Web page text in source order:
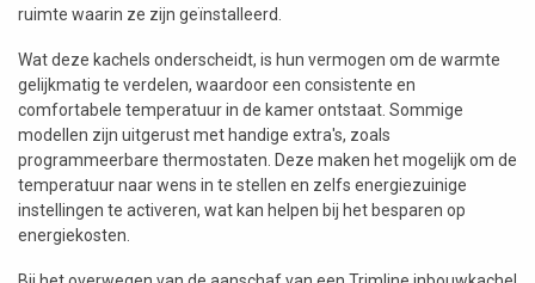
ruimte waarin ze zijn geïnstalleerd.
Wat deze kachels onderscheidt, is hun vermogen om de warmte
gelijkmatig te verdelen, waardoor een consistente en
comfortabele temperatuur in de kamer ontstaat. Sommige
modellen zijn uitgerust met handige extra's, zoals
programmeerbare thermostaten. Deze maken het mogelijk om de
temperatuur naar wens in te stellen en zelfs energiezuinige
instellingen te activeren, wat kan helpen bij het besparen op
energiekosten.